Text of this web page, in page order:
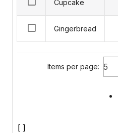
Cupcake
Gingerbread
Items per page: 5
[]